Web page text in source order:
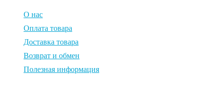
О нас
Оплата товара
Доставка товара
Возврат и обмен
Полезная информация